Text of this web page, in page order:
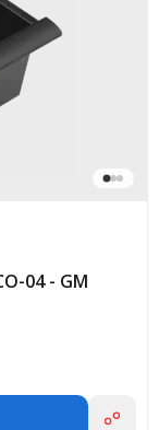
04 - GM